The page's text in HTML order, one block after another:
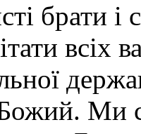
брати і
всіх
Божий. Ми